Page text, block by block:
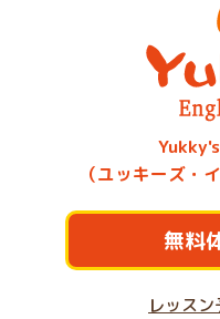
（ユッキーズ・
無料
レッスン